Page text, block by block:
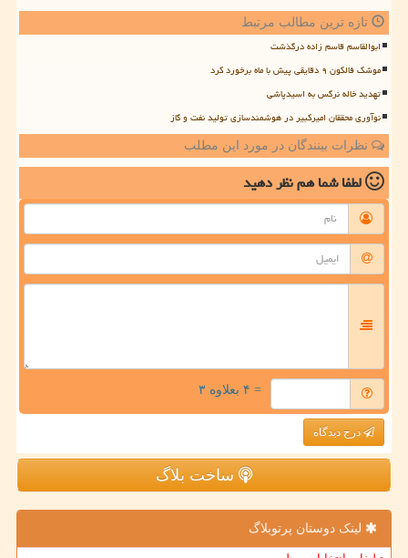
تازه ترین مطالب مرتبط
ابوالقاسم قاسم زاده درگذشت
موشک فالکون ۹ دقایقی پیش با ماه برخورد کرد
تهدید خاله نرگس به اسیدپاشی
نوآوری محققان امیرکبیر در هوشمندسازی تولید نفت و گاز
نظرات بینندگان در مورد این مطلب
لطفا شما همنظر دهید
= ۴ بعلاوه ۳
درج دیدگاه
ساخت بلاگ
لینک دوستان پرتوبلاگ